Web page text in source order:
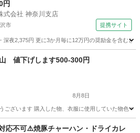
円
式会社 神奈川支店
市 提携サイト
深夜2,375円 更に3か月毎に12万円の奨励金を含む
値下げします500-300円
8月8日
ございます 購入した物、衣服に使用していた物色
その他
応不可⚠️焼豚チャーハン・ドライカレ